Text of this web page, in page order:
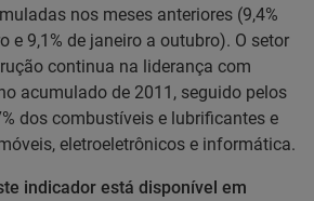
nos meses anteriores (9,4%
e 9,1% de janeiro a outubro). O setor
continua na liderança com
acumulado de 2011, seguido pelos
dos combustíveis e lubrificantes e
eletroeletrônicos e informática.
indicador está disponível em